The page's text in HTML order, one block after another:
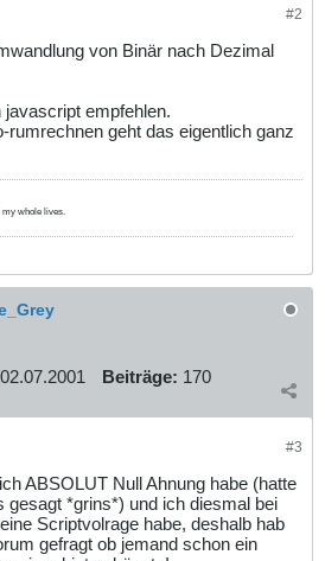
#2
von Binär nach Dezimal
empfehlen.
rumrechnen geht das eigentlich ganz
my whole lives.
02.07.2001 Beiträge: 170
#3
ABSOLUT Null Ahnung habe (hatte
gesagt *grins*) und ich diesmal bei
Scriptvolrage habe, deshalb hab
gefragt ob jemand schon ein